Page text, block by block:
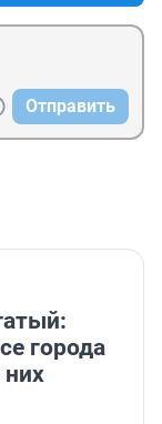
Отправить
города